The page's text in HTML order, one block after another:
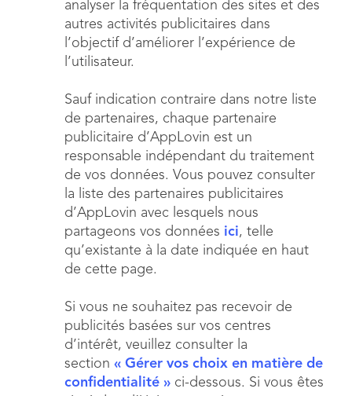
analyser la fréquentation des sites et des
autres activités publicitaires dans
l’objectif d’améliorer l’expérience de
l’utilisateur.
Sauf indication contraire dans notre liste
de partenaires, chaque partenaire
publicitaire d’AppLovin est un
responsable indépendant du traitement
de vos données. Vous pouvez consulter
la liste des partenaires publicitaires
d’AppLovin avec lesquels nous
partageons vos données ici, telle
qu’existante à la date indiquée en haut
de cette page.
Si vous ne souhaitez pas recevoir de
publicités basées sur vos centres
d’intérêt, veuillez consulter la
section « Gérer vos choix en matière de
confidentialité » ci-dessous. Si vous êtes